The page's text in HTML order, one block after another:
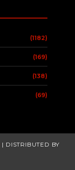
(1182)
(169)
(138)
(69)
| DISTRIBUTED BY